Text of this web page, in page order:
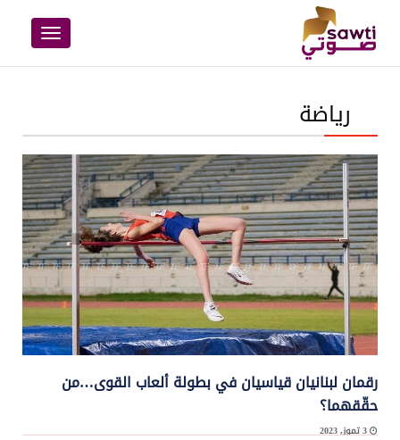
Toggle
navigation
رياضة
رقمان لبنانيان قياسيان في بطولة ألعاب القوى…من
حقّقهما؟
3 تموز, 2023